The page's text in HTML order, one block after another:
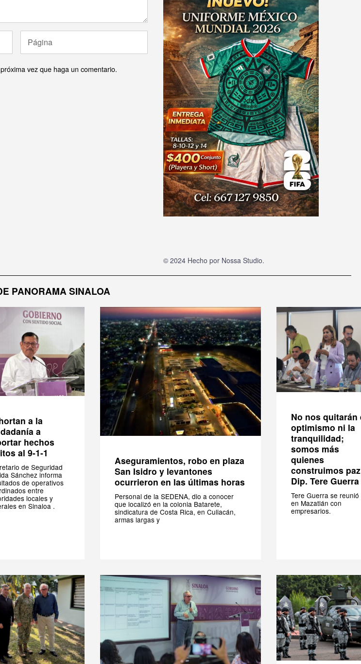
vez que haga un comentario.
© 2024 Hecho por Nossa Studio.
PANORAMA SINALOA
a la
a
hechos
al 9-1-1
de Seguridad
Sánchez informa
de operativos
entre
locales y
en Sinaloa .
Aseguramientos, robo en plaza
San Isidro y levantones
ocurrieron en las últimas horas
Personal de la SEDENA, dio a conocer
que localizó en la colonia Batarete,
sindicatura de Costa Rica, en Culiacán,
armas largas y
No nos quitarán
optimismo ni la
tranquilidad;
somos más
quienes
construimos
Dip. Tere Guerra
Tere Guerra se reunió
en Mazatlán con
empresarios.